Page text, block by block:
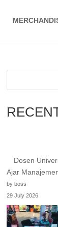
Dosen
Ajar
by boss
29 July 2026